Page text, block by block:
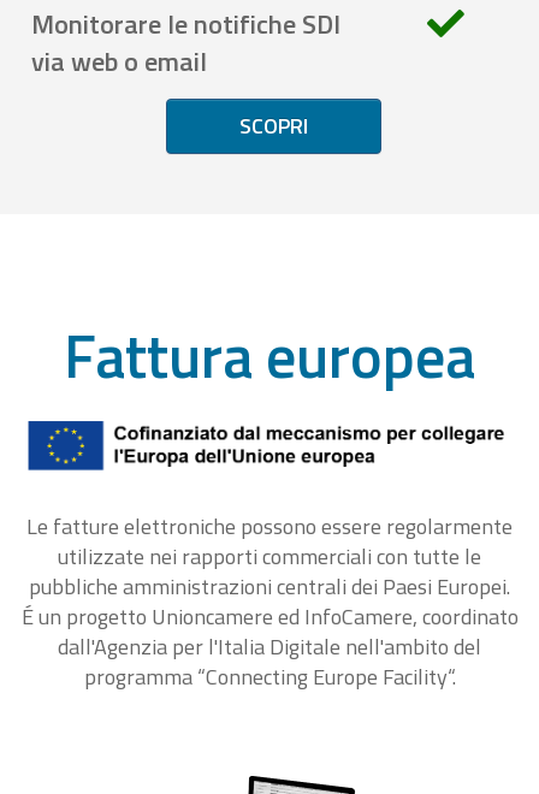
Monitorare le notifiche SDI
via web o email
SCOPRI
Fattura europea
Le fatture elettroniche possono essere regolarmente
utilizzate nei rapporti commerciali con tutte le
pubbliche amministrazioni centrali dei Paesi Europei.
É un progetto Unioncamere ed InfoCamere, coordinato
dall'Agenzia per l'Italia Digitale nell'ambito del
programma “Connecting Europe Facility“.